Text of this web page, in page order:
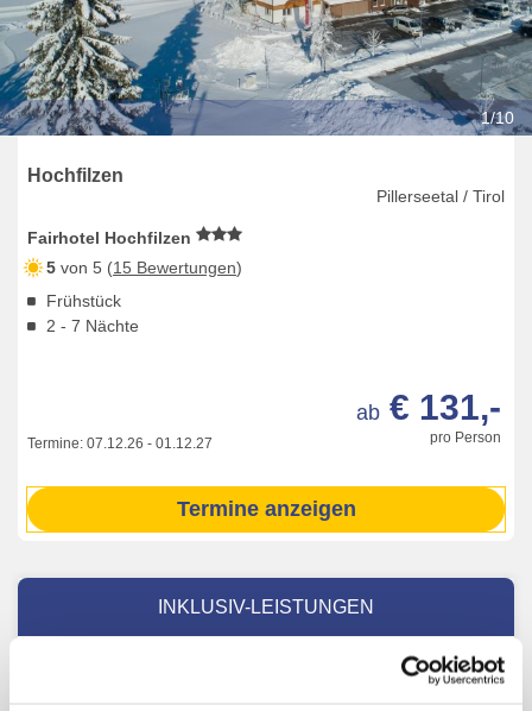
1/10
Hochfilzen
Pillerseetal / Tirol
Fairhotel Hochfilzen
5 von 5 (15 Bewertungen)
Frühstück
2 - 7 Nächte
Termine: 07.12.26 - 01.12.27 pro Person
ab € 131,-
Termine anzeigen
INKLUSIV-LEISTUNGEN
2 – 7 x Übernachtung im Fairhotel Hochfilzen